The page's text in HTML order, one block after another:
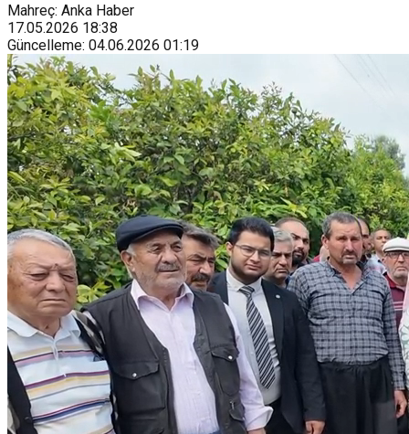
Mahreç: Anka Haber
17.05.2026 18:38
Güncelleme: 04.06.2026 01:19